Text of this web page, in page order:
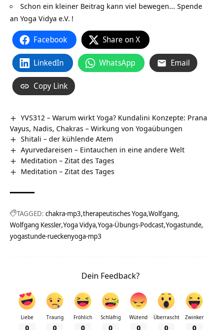
Schon ein kleiner Beitrag kann viel bewegen… Spende
an Yoga Vidya e.V. !
Facebook Share on X
LinkedIn WhatsApp Email
Copy Link
YVS312 – Warum wirkt Yoga? Kundalini Konzepte: Prana
Vayus, Nadis, Chakras – Wirkung von Yogaübungen
Shitali – der kühlende Atem
Ayurvedareisen – Eintauchen in eine andere Welt
Meditation – Zitat des Tages
Meditation – Zitat des Tages
TAGGED: chakra-mp3 therapeutisches Yoga Wolfgang
Wolfgang Kessler Yoga Vidya Yoga-Übungs-Podcast Yogastunde
yogastunde-rueckenyoga-mp3
Dein Feedback?
Liebe
0
Traurig
0
Fröhlich
0
Schläfrig
0
Wütend
0
Überrascht
0
Zwinker
0